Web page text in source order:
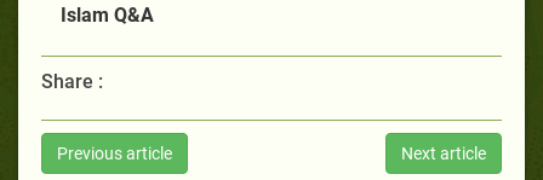
Islam Q&A
Share :
Previous article Next article